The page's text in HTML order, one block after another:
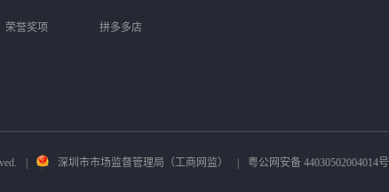
荣誉奖项 拼多多店
深圳市市场监督管理局（工商网监） 粤公网安备 44030502004014号